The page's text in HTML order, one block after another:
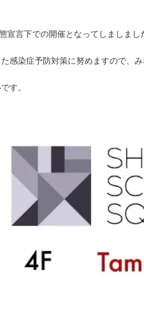
宣言下での開催となってしましまし
感染症予防対策に努めますので、
す。